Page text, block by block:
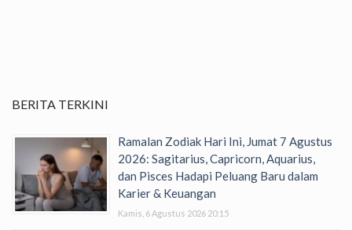
BERITA TERKINI
Ramalan Zodiak Hari Ini, Jumat 7 Agustus
2026: Sagitarius, Capricorn, Aquarius,
dan Pisces Hadapi Peluang Baru dalam
Karier & Keuangan
Kamis, 6 Agustus 2026 20:15